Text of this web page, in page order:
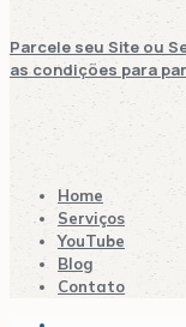
Parcele seu Site ou
as condições para
Home
Serviços
YouTube
Blog
Contato